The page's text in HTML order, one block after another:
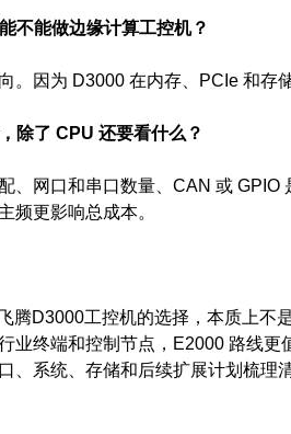
不能做边缘计算工控机？
。因为 D3000 在内存、PCIe 和存
除了 CPU 还要看什么？
、网口和串口数量、CAN 或 GPIO
频更影响总成本。
腾D3000工控机的选择，本质上不
业终端和控制节点，E2000 路线
、系统、存储和后续扩展计划梳理